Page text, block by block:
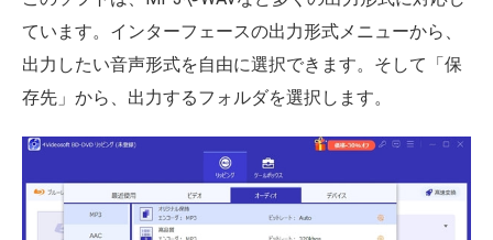
ています。インターフェースの出力形式メニューから、
出力したい音声形式を自由に選択できます。そして「保
存先」から、出力するフォルダを選択します。